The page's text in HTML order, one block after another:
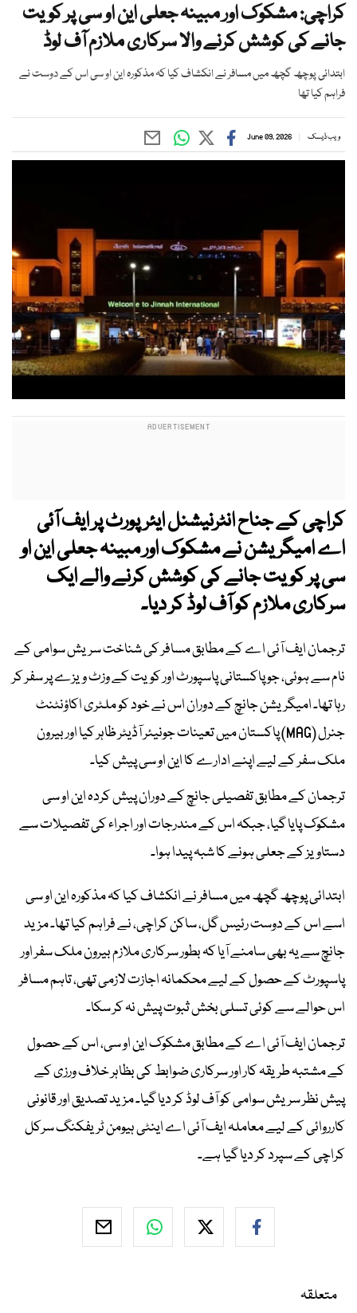
کراچی: مشکوک اور مبینہ جعلی این او سی پر کویت
جانے کی کوشش کرنے والا سرکاری ملازم آف لوڈ
ابتدائی پوچھ گچھ میں مسافر نے انکشاف کیا کہ مذکورہ این او سی اس کے دوست نے
فراہم کیا تھا
ویب ڈیسک June 09, 2026
کراچی کے جناح انٹرنیشنل ایئرپورٹ پر ایف آئی
اے امیگریشن نے مشکوک اور مبینہ جعلی این او
سی پر کویت جانے کی کوشش کرنے والے ایک
سرکاری ملازم کو آف لوڈ کر دیا۔
ترجمان ایف آئی اے کے مطابق مسافر کی شناخت سریش سوامی کے
نام سے ہوئی، جو پاکستانی پاسپورٹ اور کویت کے وزٹ ویزے پر سفر کر
رہا تھا۔ امیگریشن جانچ کے دوران اس نے خود کو ملٹری اکاؤنٹنٹ
جنرل (MAG) پاکستان میں تعینات جونیئر آڈیٹر ظاہر کیا اور بیرون
ملک سفر کے لیے اپنے ادارے کا این او سی پیش کیا۔
ترجمان کے مطابق تفصیلی جانچ کے دوران پیش کردہ این او سی
مشکوک پایا گیا، جبکہ اس کے مندرجات اور اجراء کی تفصیلات سے
دستاویز کے جعلی ہونے کا شبہ پیدا ہوا۔
ابتدائی پوچھ گچھ میں مسافر نے انکشاف کیا کہ مذکورہ این او سی
اسے اس کے دوست رئیس گل، ساکن کراچی، نے فراہم کیا تھا۔ مزید
جانچ سے یہ بھی سامنے آیا کہ بطور سرکاری ملازم بیرون ملک سفر اور
پاسپورٹ کے حصول کے لیے محکمانہ اجازت لازمی تھی، تاہم مسافر
اس حوالے سے کوئی تسلی بخش ثبوت پیش نہ کر سکا۔
ترجمان ایف آئی اے کے مطابق مشکوک این او سی، اس کے حصول
کے مشتبہ طریقہ کار اور سرکاری ضوابط کی بظاہر خلاف ورزی کے
پیش نظر سریش سوامی کو آف لوڈ کر دیا گیا۔ مزید تصدیق اور قانونی
کارروائی کے لیے معاملہ ایف آئی اے اینٹی ہیومن ٹریفکنگ سرکل
کراچی کے سپرد کر دیا گیا ہے۔
متعلقہ